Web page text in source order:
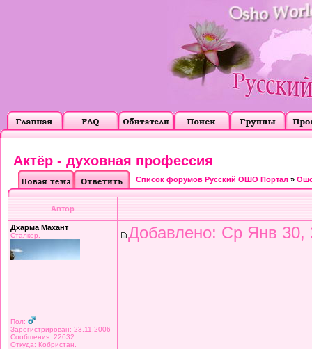
Актёр - духовная профессия
Список форумов Русский ОШО Портал »
Автор
Дхарма Махант
Сталкер.
Пол:
Зарегистрирован: 23.11.2006
Сообщения: 22632
Откуда: Кобристан.
Добавлено: Ср Янв 30,